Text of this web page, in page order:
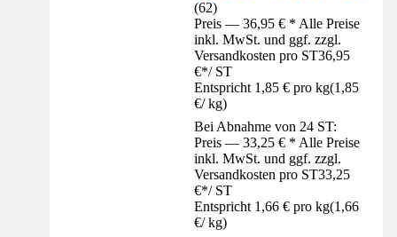
(62)
Preis — 36,95 € * Alle Preise
inkl. MwSt. und ggf. zzgl.
Versandkosten pro ST36,95
€*/ ST
Entspricht 1,85 € pro kg(1,85
€/ kg)
Bei Abnahme von 24 ST:
Preis — 33,25 € * Alle Preise
inkl. MwSt. und ggf. zzgl.
Versandkosten pro ST33,25
€*/ ST
Entspricht 1,66 € pro kg(1,66
€/ kg)